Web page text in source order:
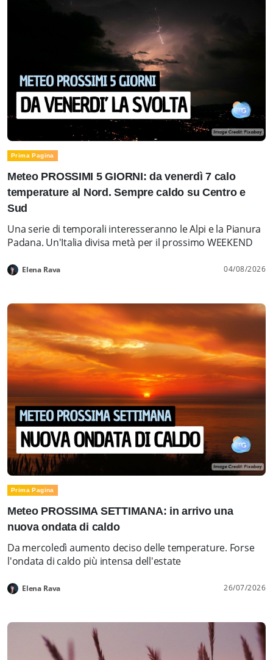
Prima Pagina
Meteo PROSSIMI 5 GIORNI: da venerdì 7 calo
temperature al Nord. Sempre caldo su Centro e
Sud
Una serie di temporali interesseranno le Alpi e la Pianura
Padana. Un'Italia divisa metà per il prossimo WEEKEND
Elena Rava 04/08/2026
Prima Pagina
Meteo PROSSIMA SETTIMANA: in arrivo una
nuova ondata di caldo
Da mercoledì aumento deciso delle temperature. Forse
l'ondata di caldo più intensa dell'estate
Elena Rava 26/07/2026